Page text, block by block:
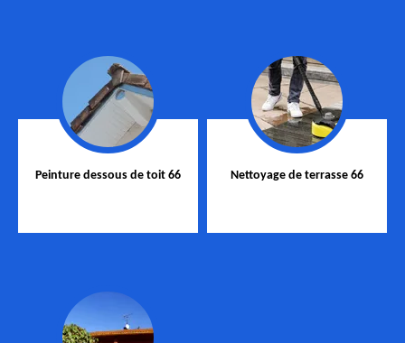
Peinture dessous de toit 66 Nettoyage de terrasse 66